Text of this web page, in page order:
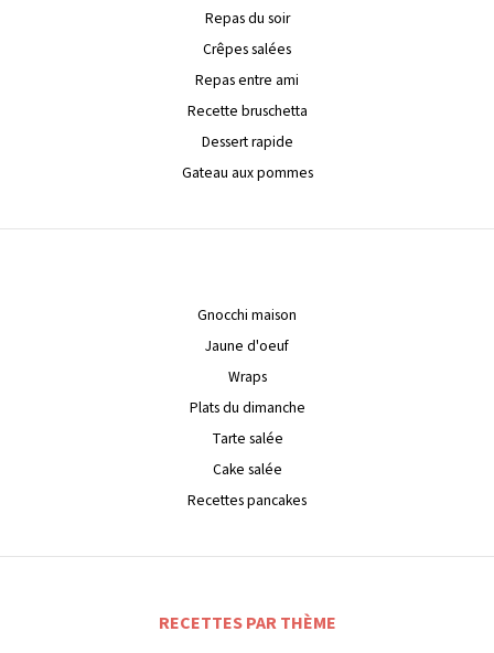
Repas du soir
Crêpes salées
Repas entre ami
Recette bruschetta
Dessert rapide
Gateau aux pommes
Gnocchi maison
Jaune d'oeuf
Wraps
Plats du dimanche
Tarte salée
Cake salée
Recettes pancakes
RECETTES PAR THÈME